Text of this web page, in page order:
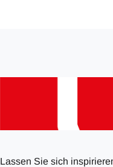
Lassen Sie sich